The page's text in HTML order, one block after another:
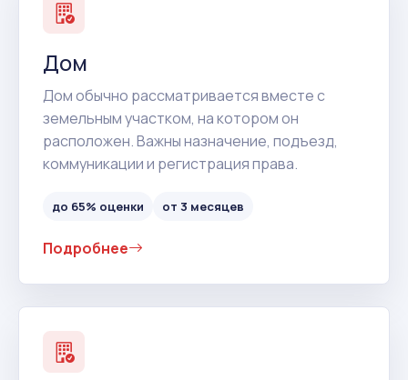
Дом
Дом обычно рассматривается вместе с
земельным участком, на котором он
расположен. Важны назначение, подъезд,
коммуникации и регистрация права.
до 65% оценки от 3 месяцев
Подробнее